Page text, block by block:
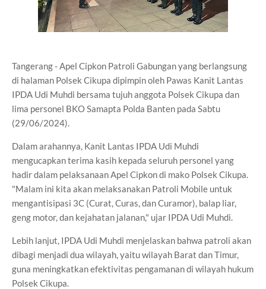
Tangerang - Apel Cipkon Patroli Gabungan yang berlangsung
di halaman Polsek Cikupa dipimpin oleh Pawas Kanit Lantas
IPDA Udi Muhdi bersama tujuh anggota Polsek Cikupa dan
lima personel BKO Samapta Polda Banten pada Sabtu
(29/06/2024).
Dalam arahannya, Kanit Lantas IPDA Udi Muhdi
mengucapkan terima kasih kepada seluruh personel yang
hadir dalam pelaksanaan Apel Cipkon di mako Polsek Cikupa.
"Malam ini kita akan melaksanakan Patroli Mobile untuk
mengantisipasi 3C (Curat, Curas, dan Curamor), balap liar,
geng motor, dan kejahatan jalanan," ujar IPDA Udi Muhdi.
Lebih lanjut, IPDA Udi Muhdi menjelaskan bahwa patroli akan
dibagi menjadi dua wilayah, yaitu wilayah Barat dan Timur,
guna meningkatkan efektivitas pengamanan di wilayah hukum
Polsek Cikupa.